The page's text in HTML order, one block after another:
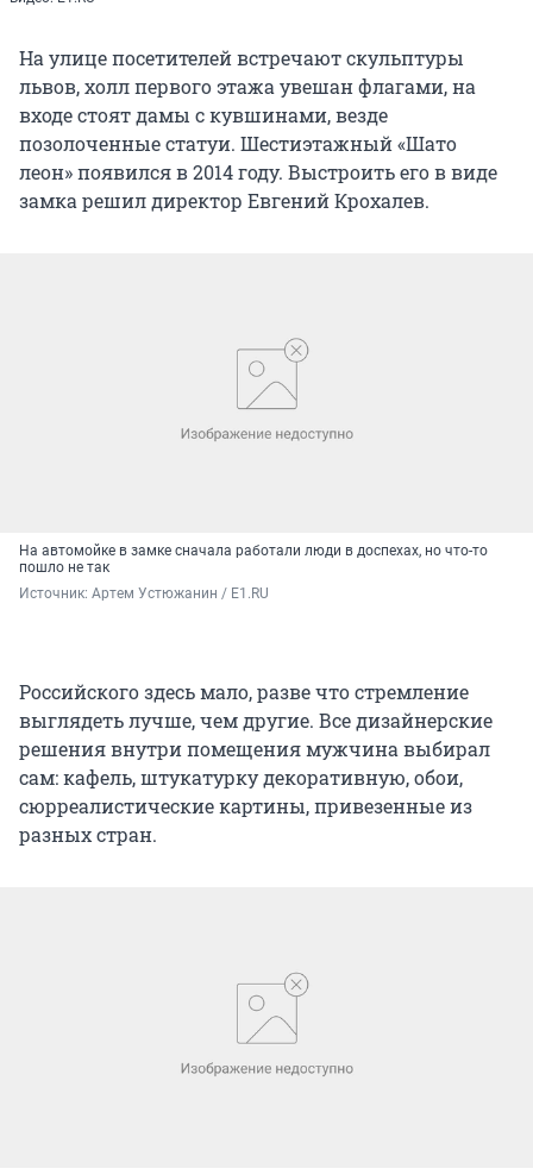
На улице посетителей встречают скульптуры
львов, холл первого этажа увешан флагами, на
входе стоят дамы с кувшинами, везде
позолоченные статуи. Шестиэтажный «Шато
леон» появился в 2014 году. Выстроить его в виде
замка решил директор Евгений Крохалев.
На автомойке в замке сначала работали люди в доспехах, но что-то
пошло не так
Источник: Артем Устюжанин / Е1.RU
Российского здесь мало, разве что стремление
выглядеть лучше, чем другие. Все дизайнерские
решения внутри помещения мужчина выбирал
сам: кафель, штукатурку декоративную, обои,
сюрреалистические картины, привезенные из
разных стран.